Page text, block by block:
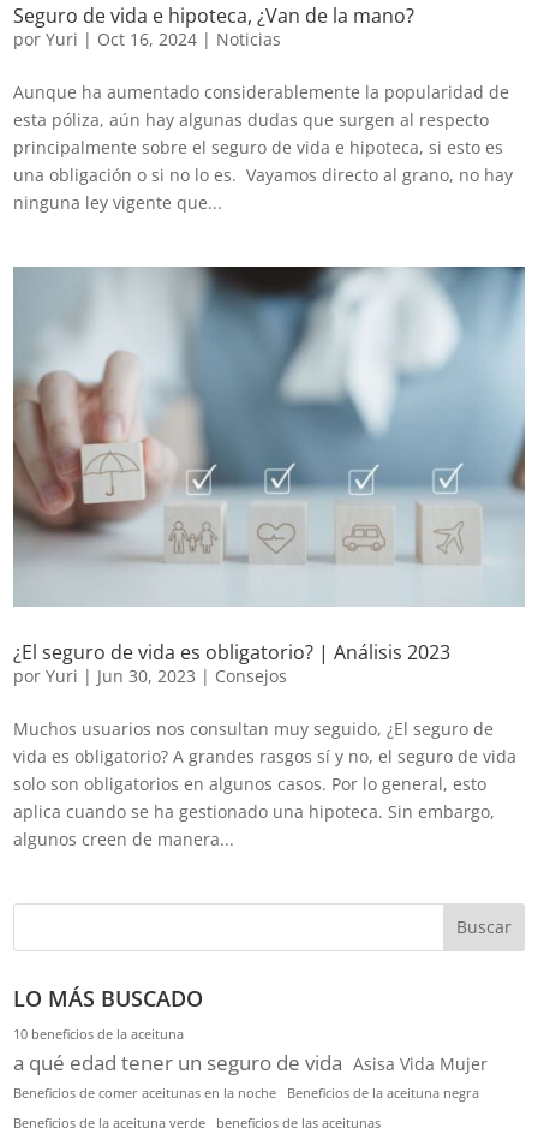
Seguro de vida e hipoteca, ¿Van de la mano?
porYuri | Oct 16, 2024 | Noticias
Aunque ha aumentado considerablemente la popularidad de
esta póliza, aún hay algunas dudas que surgen al respecto
principalmente sobre el seguro de vida e hipoteca, si esto es
una obligación o si no lo es. Vayamos directo al grano, no hay
ninguna ley vigente que...
¿El seguro de vida es obligatorio? | Análisis 2023
porYuri | Jun 30, 2023 | Consejos
Muchos usuarios nos consultan muy seguido, ¿El seguro de
vida es obligatorio? A grandes rasgos sí y no, el seguro de vida
solo son obligatorios en algunos casos. Por lo general, esto
aplica cuando se ha gestionado una hipoteca. Sin embargo,
algunos creen de manera...
Buscar
LO MÁS BUSCADO
10 beneficios de la aceituna
a qué edad tener un seguro de vida Asisa Vida Mujer
Beneficios de comer aceitunas en la noche
Beneficios de la aceituna negra
Beneficios de la aceituna verde
beneficios de las aceitunas